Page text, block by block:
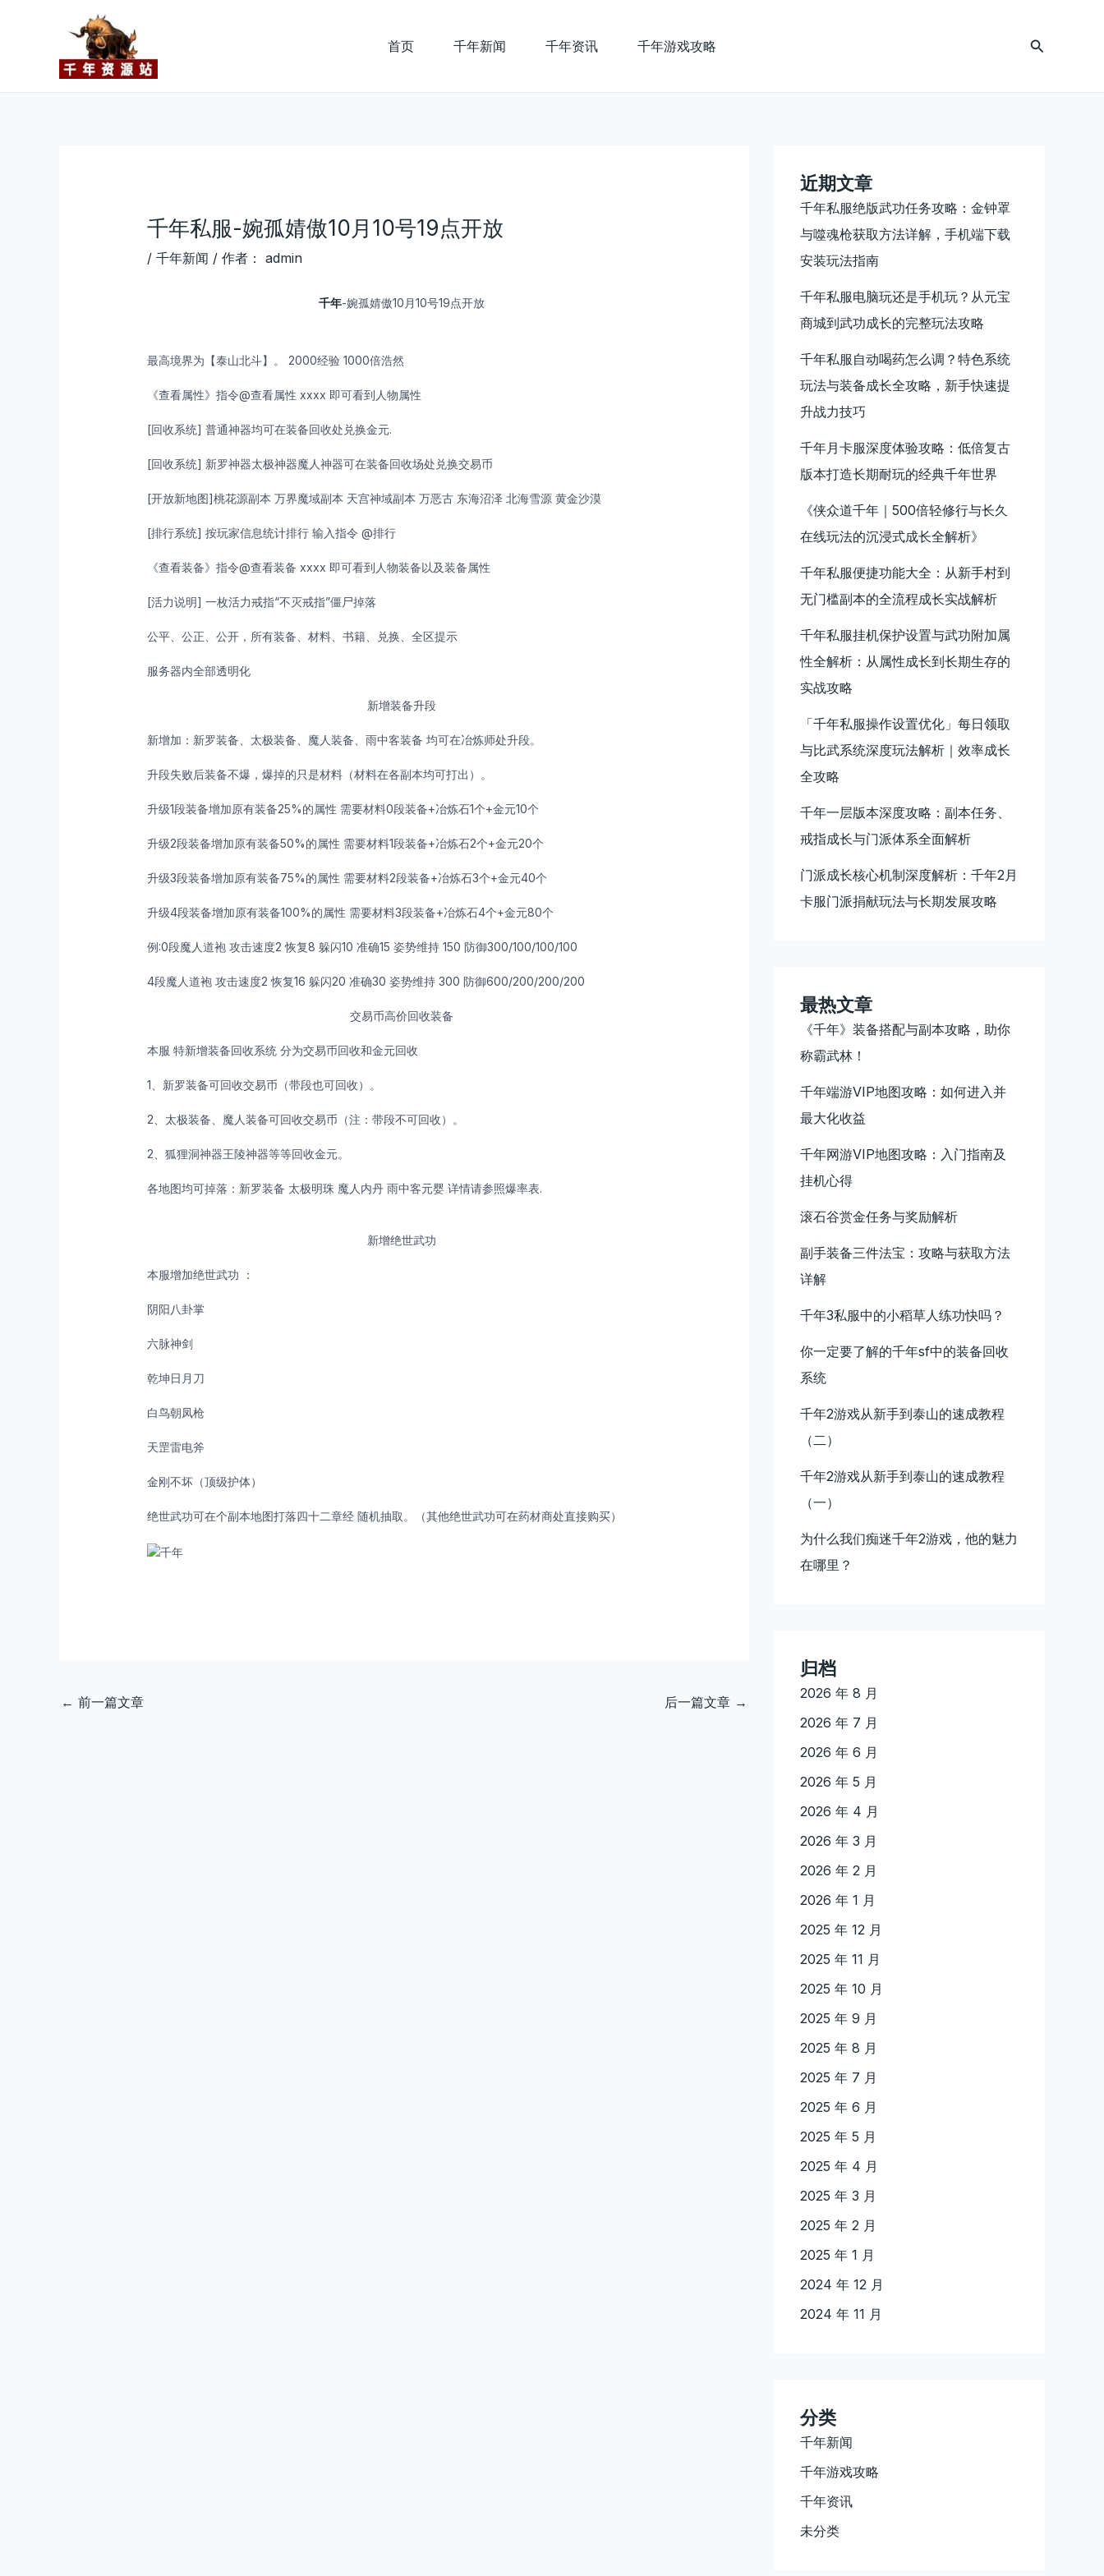
首页 千年新闻 千年资讯 千年游戏攻略
搜
千年私服-婉孤婧傲10月10号19点开放
/ 千年新闻 / 作者： admin
千年-婉孤婧傲10月10号19点开放
最高境界为【泰山北斗】。 2000经验 1000倍浩然
《查看属性》指令@查看属性 xxxx 即可看到人物属性
[回收系统] 普通神器均可在装备回收处兑换金元.
[回收系统] 新罗神器太极神器魔人神器可在装备回收场处兑换交易币
[开放新地图]桃花源副本 万界魔域副本 天宫神域副本 万恶古 东海沼泽 北海雪源 黄金沙漠
[排行系统] 按玩家信息统计排行 输入指令 @排行
《查看装备》指令@查看装备 xxxx 即可看到人物装备以及装备属性
[活力说明] 一枚活力戒指“不灭戒指”僵尸掉落
公平、公正、公开，所有装备、材料、书籍、兑换、全区提示
服务器内全部透明化
新增装备升段
新增加：新罗装备、太极装备、魔人装备、雨中客装备 均可在冶炼师处升段。
升段失败后装备不爆，爆掉的只是材料（材料在各副本均可打出）。
升级1段装备增加原有装备25%的属性 需要材料0段装备+冶炼石1个+金元10个
升级2段装备增加原有装备50%的属性 需要材料1段装备+冶炼石2个+金元20个
升级3段装备增加原有装备75%的属性 需要材料2段装备+冶炼石3个+金元40个
升级4段装备增加原有装备100%的属性 需要材料3段装备+冶炼石4个+金元80个
例:0段魔人道袍 攻击速度2 恢复8 躲闪10 准确15 姿势维持 150 防御300/100/100/100
4段魔人道袍 攻击速度2 恢复16 躲闪20 准确30 姿势维持 300 防御600/200/200/200
交易币高价回收装备
本服 特新增装备回收系统 分为交易币回收和金元回收
1、新罗装备可回收交易币（带段也可回收）。
2、太极装备、魔人装备可回收交易币（注：带段不可回收）。
2、狐狸洞神器王陵神器等等回收金元。
各地图均可掉落：新罗装备 太极明珠 魔人内丹 雨中客元婴 详情请参照爆率表.
新增绝世武功
本服增加绝世武功 ：
阴阳八卦掌
六脉神剑
乾坤日月刀
白鸟朝凤枪
天罡雷电斧
金刚不坏（顶级护体）
绝世武功可在个副本地图打落四十二章经 随机抽取。（其他绝世武功可在药材商处直接购买）
navigation
← 前一篇文章 后一篇文章 →
近期文章
千年私服绝版武功任务攻略：金钟罩
与噬魂枪获取方法详解，手机端下载
安装玩法指南
千年私服电脑玩还是手机玩？从元宝
商城到武功成长的完整玩法攻略
千年私服自动喝药怎么调？特色系统
玩法与装备成长全攻略，新手快速提
升战力技巧
千年月卡服深度体验攻略：低倍复古
版本打造长期耐玩的经典千年世界
《侠众道千年｜500倍轻修行与长久
在线玩法的沉浸式成长全解析》
千年私服便捷功能大全：从新手村到
无门槛副本的全流程成长实战解析
千年私服挂机保护设置与武功附加属
性全解析：从属性成长到长期生存的
实战攻略
「千年私服操作设置优化」每日领取
与比武系统深度玩法解析｜效率成长
全攻略
千年一层版本深度攻略：副本任务、
戒指成长与门派体系全面解析
门派成长核心机制深度解析：千年2月
卡服门派捐献玩法与长期发展攻略
最热文章
《千年》装备搭配与副本攻略，助你
称霸武林！
千年端游VIP地图攻略：如何进入并
最大化收益
千年网游VIP地图攻略：入门指南及
挂机心得
滚石谷赏金任务与奖励解析
副手装备三件法宝：攻略与获取方法
详解
千年3私服中的小稻草人练功快吗？
你一定要了解的千年sf中的装备回收
系统
千年2游戏从新手到泰山的速成教程
（二）
千年2游戏从新手到泰山的速成教程
（一）
为什么我们痴迷千年2游戏，他的魅力
在哪里？
归档
2026 年 8 月
2026 年 7 月
2026 年 6 月
2026 年 5 月
2026 年 4 月
2026 年 3 月
2026 年 2 月
2026 年 1 月
2025 年 12 月
2025 年 11 月
2025 年 10 月
2025 年 9 月
2025 年 8 月
2025 年 7 月
2025 年 6 月
2025 年 5 月
2025 年 4 月
2025 年 3 月
2025 年 2 月
2025 年 1 月
2024 年 12 月
2024 年 11 月
分类
千年新闻
千年游戏攻略
千年资讯
未分类